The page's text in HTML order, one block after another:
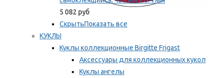
5 082 руб
СкрытьПоказать все
КУКЛЫ
Куклы коллекционные Birgitte Frigast
Аксессуары для коллекционных кукол
Куклы ангелы